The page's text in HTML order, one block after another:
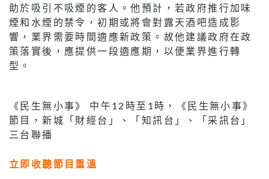
助於吸引不吸煙的客人。他預計，若政府推行加味
煙和水煙的禁令，初期或將會對露天酒吧造成影
響，業界需要時間適應新政策。故他建議政府在政
策落實後，應提供一段適應期，以便業界進行轉
型。
《民生無小事》 中午12時至1時，《民生無小事》
節目，新城「財經台」、「知訊台」、「采訊台」
三台聯播
立即收聽節目重溫